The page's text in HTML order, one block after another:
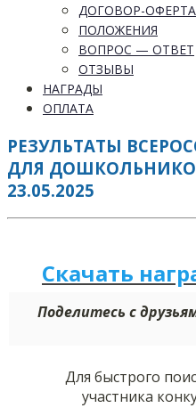
ДОГОВОР-ОФЕРТА
ПОЛОЖЕНИЯ
ВОПРОС — ОТВЕТ
ОТЗЫВЫ
НАГРАДЫ
ОПЛАТА
РЕЗУЛЬТАТЫ
ДЛЯ
23.05.2025
Скачать
Поделитесь с
Для быстрого
участника